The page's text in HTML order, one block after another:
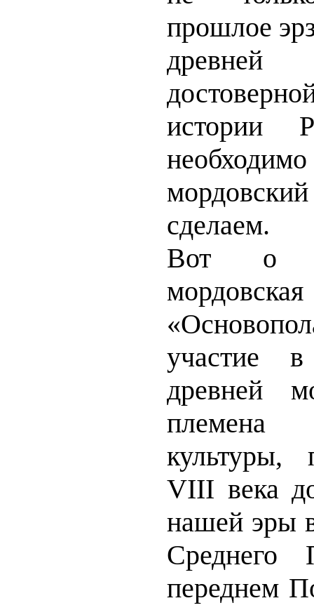
прошлое
истории
сделаем.
Вот о
участие
древней
племена
культуры,
VIII века
нашей эры
переднем